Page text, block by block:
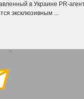
в Украине PR-
эксклюзивным ...
`